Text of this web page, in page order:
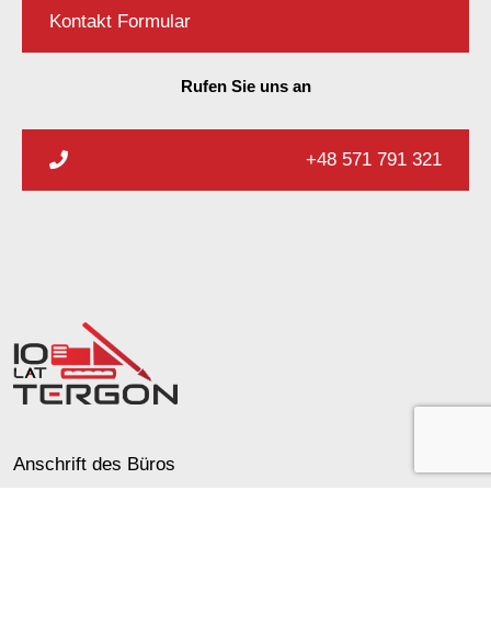
Kontakt Formular
Rufen Sie uns an
+48 571 791 321
Anschrift des Büros